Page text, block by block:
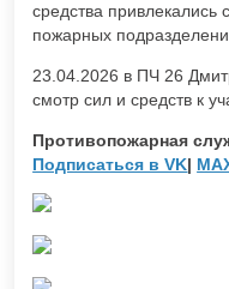
средства привлекались
пожарных
23.04.2026 в ПЧ 26
смотр сил и средств к
Противопожарная
Подписаться в VK|